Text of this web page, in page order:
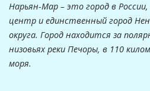
Нарьян-Мар – это город в
центр и единственный город
округа. Город находится за
низовьях реки Печоры, в 110
моря.